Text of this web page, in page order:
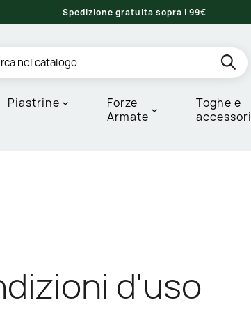
Spedizione gratuita sopra i 99€
Piastrine
Forze
Armate
Toghe e
accessori
d'uso